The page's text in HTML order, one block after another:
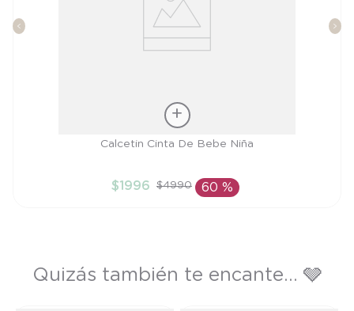
AÑADIR AL CARRITO
Calcetin Cinta De Bebe Niña
$1996 $4990 60 %
Quizás también te encante... 🩶